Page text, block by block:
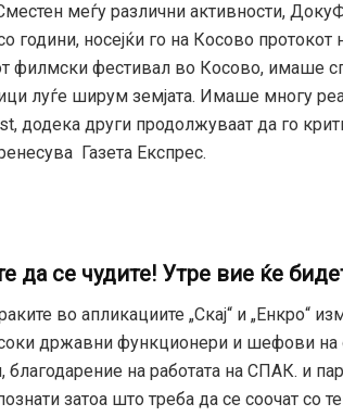
меѓу различни активности,
години, носејќи го на Косово протокот
филмски фестивал во Косово, имаше
луѓе ширум земјата. Имаше многу
додека други продолжуваат да го
Газета Експрес.
да се чудите! Утре вие ​​ќе
во апликациите „Скај“ и „Енкро“
државни функционери и шефови на
благодарение на работата на СПАК. и
затоа што треба да се соочат со